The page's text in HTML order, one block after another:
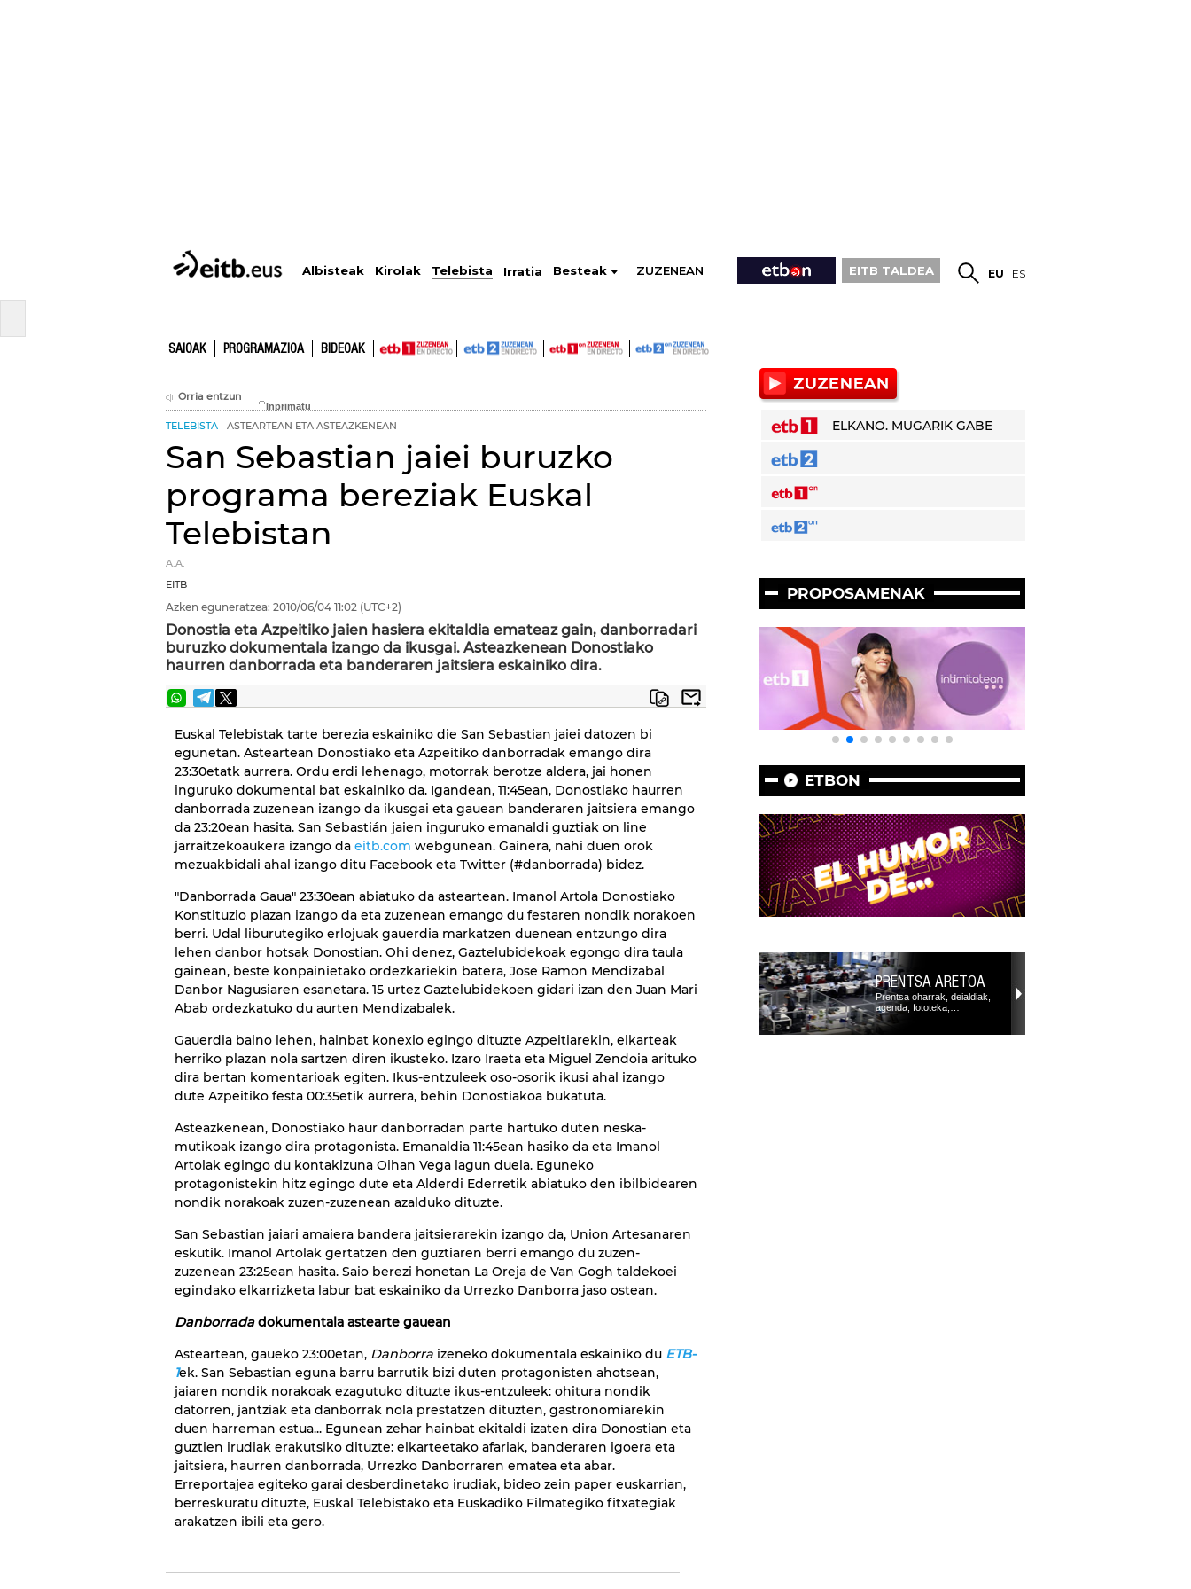
Albisteak Kirolak Telebista Irratia Besteak ZUZENEAN EITB TALDEA EU ES
SAIOAK PROGRAMAZIOA BIDEOAK
Orria entzun
TELEBISTA ASTEARTEAN ETA ASTEAZKENEAN
San Sebastian jaiei buruzko
programa bereziak Euskal
Telebistan
A.A.
EITB
Azken eguneratzea: 2010/06/04 11:02 (UTC+2)
Donostia eta Azpeitiko jaien hasiera ekitaldia emateaz gain, danborradari
buruzko dokumentala izango da ikusgai. Asteazkenean Donostiako
haurren danborrada eta banderaren jaitsiera eskainiko dira.
Euskal Telebistak tarte berezia eskainiko die San Sebastian jaiei datozen bi
egunetan. Asteartean Donostiako eta Azpeitiko danborradak emango dira
23:30etatk aurrera. Ordu erdi lehenago, motorrak berotze aldera, jai honen
inguruko dokumental bat eskainiko da. Igandean, 11:45ean, Donostiako haurren
danborrada zuzenean izango da ikusgai eta gauean banderaren jaitsiera emango
da 23:20ean hasita. San Sebastián jaien inguruko emanaldi guztiak on line
jarraitzekoaukera izango da eitb.com webgunean. Gainera, nahi duen orok
mezuakbidali ahal izango ditu Facebook eta Twitter (#danborrada) bidez.
"Danborrada Gaua" 23:30ean abiatuko da asteartean. Imanol Artola Donostiako
Konstituzio plazan izango da eta zuzenean emango du festaren nondik norakoen
berri. Udal liburutegiko erlojuak gauerdia markatzen duenean entzungo dira
lehen danbor hotsak Donostian. Ohi denez, Gaztelubidekoak egongo dira taula
gainean, beste konpainietako ordezkariekin batera, Jose Ramon Mendizabal
Danbor Nagusiaren esanetara. 15 urtez Gaztelubidekoen gidari izan den Juan Mari
Abab ordezkatuko du aurten Mendizabalek.
Gauerdia baino lehen, hainbat konexio egingo dituzte Azpeitiarekin, elkarteak
herriko plazan nola sartzen diren ikusteko. Izaro Iraeta eta Miguel Zendoia arituko
dira bertan komentarioak egiten. Ikus-entzuleek oso-osorik ikusi ahal izango
dute Azpeitiko festa 00:35etik aurrera, behin Donostiakoa bukatuta.
Asteazkenean, Donostiako haur danborradan parte hartuko duten neska-
mutikoak izango dira protagonista. Emanaldia 11:45ean hasiko da eta Imanol
Artolak egingo du kontakizuna Oihan Vega lagun duela. Eguneko
protagonistekin hitz egingo dute eta Alderdi Ederretik abiatuko den ibilbidearen
nondik norakoak zuzen-zuzenean azalduko dituzte.
San Sebastian jaiari amaiera bandera jaitsierarekin izango da, Union Artesanaren
eskutik. Imanol Artolak gertatzen den guztiaren berri emango du zuzen-
zuzenean 23:25ean hasita. Saio berezi honetan La Oreja de Van Gogh taldekoei
egindako elkarrizketa labur bat eskainiko da Urrezko Danborra jaso ostean.
Danborradadokumentala astearte gauean
Asteartean, gaueko 23:00etan, Danborra izeneko dokumentala eskainiko du ETB-
1ek. San Sebastian eguna barru barrutik bizi duten protagonisten ahotsean,
jaiaren nondik norakoak ezagutuko dituzte ikus-entzuleek: ohitura nondik
datorren, jantziak eta danborrak nola prestatzen dituzten, gastronomiarekin
duen harreman estua... Egunean zehar hainbat ekitaldi izaten dira Donostian eta
guztien irudiak erakutsiko dituzte: elkarteetako afariak, banderaren igoera eta
jaitsiera, haurren danborrada, Urrezko Danborraren ematea eta abar.
Erreportajea egiteko garai desberdinetako irudiak, bideo zein paper euskarrian,
berreskuratu dituzte, Euskal Telebistako eta Euskadiko Filmategiko fitxategiak
arakatzen ibili eta gero.
ELKANO. MUGARIK GABE
PROPOSAMENAK
ETBON
PRENTSA ARETOA
Prentsa oharrak, deialdiak,
agenda, fototeka,…